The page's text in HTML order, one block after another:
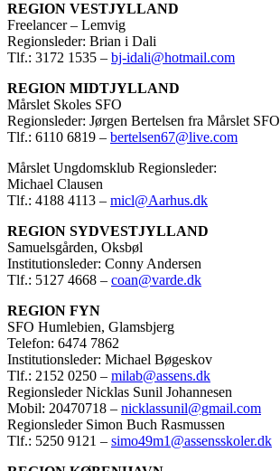
REGION VESTJYLLAND
Freelancer – Lemvig
Regionsleder: Brian i Dali
Tlf.: 3172 1535 – bj-idali@hotmail.com
REGION MIDTJYLLAND
Mårslet Skoles SFO
Regionsleder: Jørgen Bertelsen fra Mårslet SFO
Tlf.: 6110 6819 – bertelsen67@live.com
Mårslet Ungdomsklub Regionsleder:
Michael Clausen
Tlf.: 4188 4113 – micl@Aarhus.dk
REGION SYDVESTJYLLAND
Samuelsgården, Oksbøl
Institutionsleder: Conny Andersen
Tlf.: 5127 4668 – coan@varde.dk
REGION FYN
SFO Humlebien, Glamsbjerg
Telefon: 6474 7862
Institutionsleder: Michael Bøgeskov
Tlf.: 2152 0250 – milab@assens.dk
Regionsleder Nicklas Sunil Johannesen
Mobil: 20470718 – nicklassunil@gmail.com
Regionsleder Simon Buch Rasmussen
Tlf.: 5250 9121 – simo49m1@assensskoler.dk